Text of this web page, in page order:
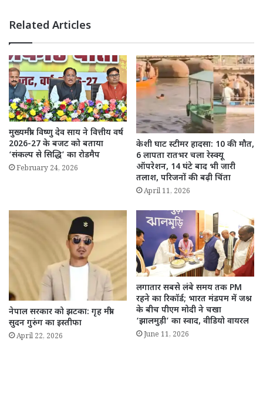
Related Articles
मुख्यमंत्री विष्णु देव साय ने वित्तीय वर्ष
2026-27 के बजट को बताया
‘संकल्प से सिद्धि’ का रोडमैप
February 24, 2026
केशी घाट स्टीमर हादसा: 10 की मौत,
6 लापता रातभर चला रेस्क्यू
ऑपरेशन, 14 घंटे बाद भी जारी
तलाश, परिजनों की बढ़ी चिंता
April 11, 2026
नेपाल सरकार को झटका: गृह मंत्री
सुदन गुरुंग का इस्तीफा
April 22, 2026
लगातार सबसे लंबे समय तक PM
रहने का रिकॉर्ड; भारत मंडपम में जश्न
के बीच पीएम मोदी ने चखा
‘झालमुड़ी’ का स्वाद, वीडियो वायरल
June 11, 2026